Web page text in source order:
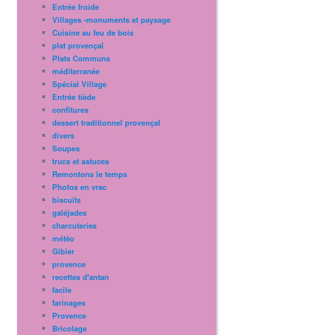
Entrée froide
Villages -monuments et paysage
Cuisine au feu de bois
plat provençal
Plats Communs
méditerranée
Spécial Village
Entrée tiède
confitures
dessert traditionnel provençal
divers
Soupes
trucs et astuces
Remontons le temps
Photos en vrac
biscuits
galéjades
charcuteries
météo
Gibier
provence
recettes d'antan
facile
farinages
Provence
Bricolage